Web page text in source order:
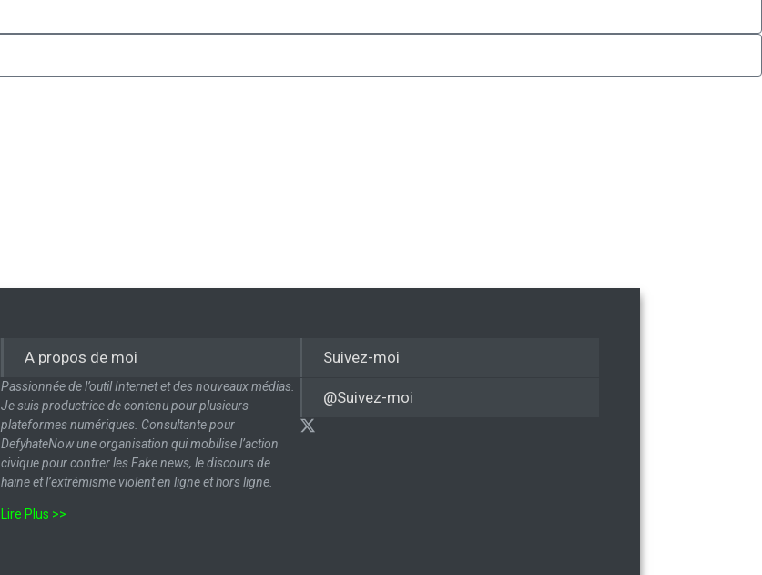
A propos de moi
Passionnée de l’outil Internet et des nouveaux médias.
Je suis productrice de contenu pour plusieurs
plateformes numériques. Consultante pour
DefyhateNow une organisation qui mobilise l’action
civique pour contrer les Fake news, le discours de
haine et l’extrémisme violent en ligne et hors ligne.
Lire Plus >>
Suivez-moi
@Suivez-moi